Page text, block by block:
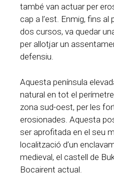
també van actuar per
cap a l’est. Enmig, fins
dos cursos, va quedar
per allotjar un
defensiu.
Aquesta península
natural en tot el
zona sud-oest, per les
erosionades. Aquesta
ser aprofitada en el seu
localització d’un
medieval, el castell de
Bocairent actual.